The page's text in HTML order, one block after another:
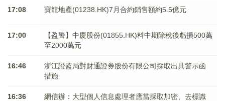
17:08 寶龍地產(01238.HK)7月合約銷售額約5.5億元
17:00
【盈警】中慶股份(01855.HK)料中期除稅後虧損500萬
至2000萬元
16:46
浙江證監局對財通證券股份有限公司採取出具警示函
措施
16:36
網信辦：大型個人信息處理者應當採取加密、去標識